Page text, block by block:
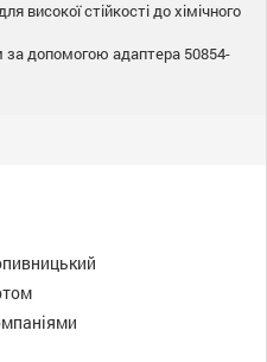
високої стійкості до хімічного
допомогою адаптера 50854-